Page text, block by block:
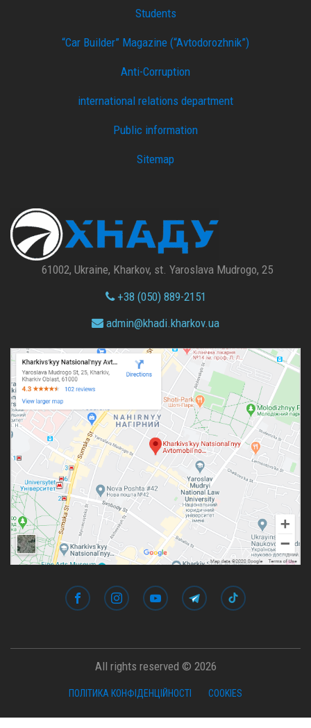
Students
“Car Builder” Magazine (“Avtodorozhnik”)
Anti-Corruption
international relations department
Public information
Sitemap
61002, Ukraine, Kharkov, st. Yaroslava Mudrogo, 25
+38 (050) 889-2151
admin@khadi.kharkov.ua
All rights reserved © 2026
ПОЛІТИКА КОНФІДЕНЦІЙНОСТІ COOKIES